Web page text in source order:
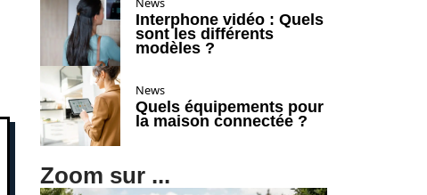
Interphone vidéo : Quels
sont les différents
modèles ?
News
Quels équipements pour
la maison connectée ?
Zoom sur ...